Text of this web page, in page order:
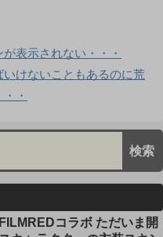
表示されない・・・
いけないこともあるのに荒
・
コラボ ただいま開